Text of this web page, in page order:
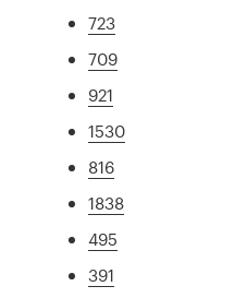
723
709
921
1530
816
1838
495
391